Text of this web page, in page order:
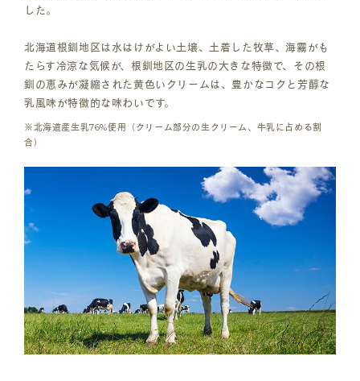
した。
北海道根釧地区は水はけがよい土壌、土着した牧草、海霧がも
たらす冷涼な気候が、根釧地区の生乳の大きな特徴で、その根
釧の恵みが凝縮された黄色いクリームは、豊かなコクと芳醇な
乳風味が特徴的な味わいです。
※北海道産生乳76%使用（クリーム部分の生クリーム、牛乳に占める割
合）